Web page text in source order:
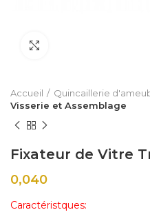
Accueil
Quincaillerie
Visserie et Assemblage
Fixateur de Vitre
0,040
Caractéristques: